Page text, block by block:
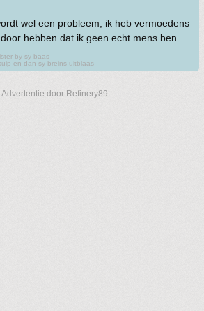
wel een probleem, ik heb vermoedens
hebben dat ik geen echt mens ben.
by sy baas
en dan sy breins uitblaas
door Refinery89